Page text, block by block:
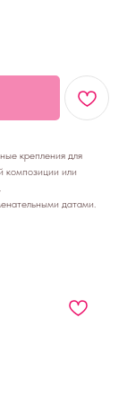
крепления для
композиции или
датами.